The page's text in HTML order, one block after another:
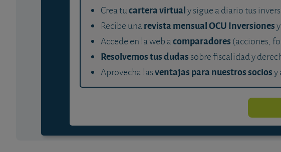
Crea tucartera virtualy sigue a diario tus
Recibe unarevista mensual OCU Inversiones
Accede en la web acomparadores (acciones,
Resolvemos tus dudas sobre fiscalidad y
Aprovecha lasventajas para nuestros sociosy